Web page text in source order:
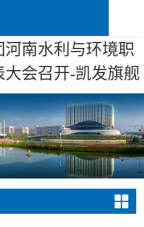
南水利与环境职
会召开-凯发旗舰